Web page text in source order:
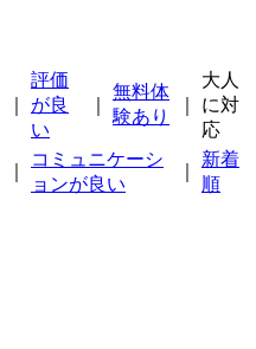
評価
が良
い
無料体
験あり
大人
に対
応
コミュニケーシ
ョンが良い
新着
順